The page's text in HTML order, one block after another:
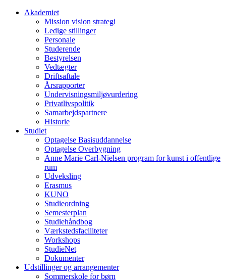
Akademiet
Mission vision strategi
Ledige stillinger
Personale
Studerende
Bestyrelsen
Vedtægter
Driftsaftale
Årsrapporter
Undervisningsmiljøvurdering
Privatlivspolitik
Samarbejdspartnere
Historie
Studiet
Optagelse Basisuddannelse
Optagelse Overbygning
Anne Marie Carl-Nielsen program for kunst i offentlige
rum
Udveksling
Erasmus
KUNO
Studieordning
Semesterplan
Studiehåndbog
Værkstedsfaciliteter
Workshops
StudieNet
Dokumenter
Udstillinger og arrangementer
Sommerskole for børn